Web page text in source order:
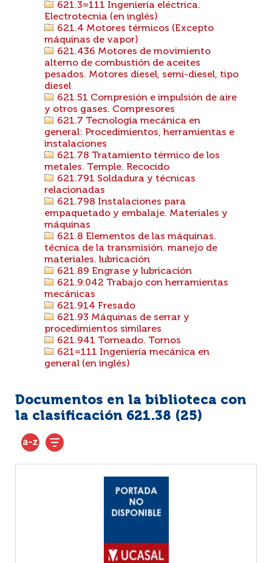
621.3=111 Ingeniería eléctrica.
Electrotecnia (en inglés)
621.4 Motores térmicos (Excepto
máquinas de vapor)
621.436 Motores de movimiento
alterno de combustión de aceites
pesados. Motores diesel, semi-diesel, tipo
diesel
621.51 Compresión e impulsión de aire
y otros gases. Compresores
621.7 Tecnología mecánica en
general: Procedimientos, herramientas e
instalaciones
621.78 Tratamiento térmico de los
metales. Temple. Recocido
621.791 Soldadura y técnicas
relacionadas
621.798 Instalaciones para
empaquetado y embalaje. Materiales y
máquinas
621.8 Elementos de las máquinas.
técnica de la transmisión. manejo de
materiales. lubricación
621.89 Engrase y lubricación
621.9.042 Trabajo con herramientas
mecánicas
621.914 Fresado
621.93 Máquinas de serrar y
procedimientos similares
621.941 Torneado. Tornos
621=111 Ingeniería mecánica en
general (en inglés)
Documentos en la biblioteca con
la clasificación 621.38 (25)